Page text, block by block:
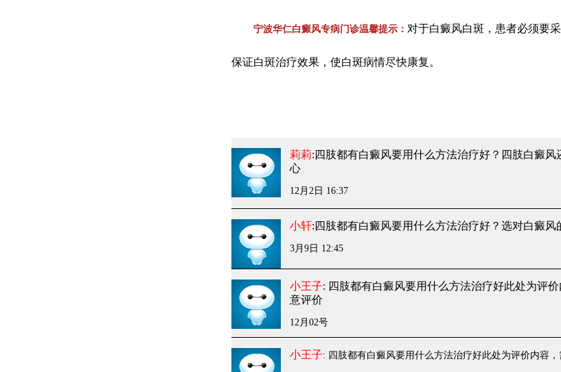
宁波华仁白癜风专病门诊温馨提示： 对于白癜风白斑，患者必须要
保证白斑治疗效果，使白斑病情尽快康复。
莉莉:四肢都有白癜风要用什么方法治疗好？四肢白癜
心
12月2日 16:37
小轩:四肢都有白癜风要用什么方法治疗好？选对白癜
3月9日 12:45
小王子: 四肢都有白癜风要用什么方法治疗好此处为评
意评价
12月02号
小王子: 四肢都有白癜风要用什么方法治疗好此处为评价内容